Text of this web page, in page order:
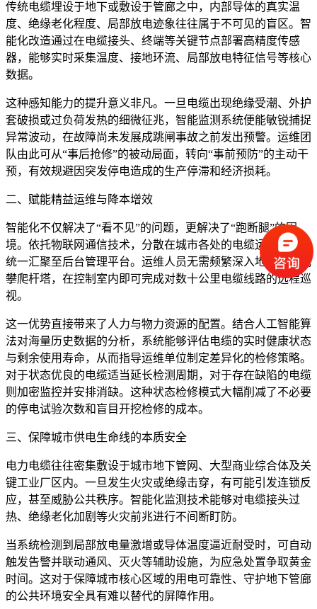
传统电缆埋设于地下或敷设于管廊之中，内部导体的真实温
度、绝缘老化程度、局部放电迹象往往属于不可见的盲区。智
能化改造通过在电缆接头、终端等关键节点部署高精度传感
器，能够实时采集温度、接地环流、局部放电特征信号等核心
数据。
这种感知能力的提升意义非凡。一旦电缆出现绝缘受潮、外护
套破损或过负荷发热的细微征兆，智能监测系统便能敏锐捕捉
异常波动，在故障尚未发展成跳闸事故之前发出预警。运维团
队由此可从“事后抢修”的被动局面，转向“事前预防”的主动干
预，有效规避因突发停电造成的生产停滞和经济损耗。
二、赋能精益运维与降本增效
智能化不仅解决了“看不见”的问题，更解决了“跑断腿”的困
境。依托物联网通信技术，分散在城市各处的电缆运行数据被
统一汇聚至后台管理平台。运维人员无需频繁深入地下管沟或
攀爬杆塔，在控制室内即可完成对数十公里电缆线路的远程巡
视。
这一优势直接带来了人力与物力资源的配置。结合人工智能算
法对海量历史数据的分析，系统能够评估电缆的实时健康状态
与剩余使用寿命，从而指导运维单位制定差异化的检修策略。
对于状态优良的电缆适当延长检测周期，对于存在缺陷的电缆
则加密监控并安排消缺。这种状态检修模式大幅削减了不必要
的停电试验次数和盲目开挖检修的成本。
三、保障城市供电生命线的本质安全
电力电缆往往密集敷设于城市地下管网、大型商业综合体及关
键工业厂区内。一旦发生火灾或绝缘击穿，有可能引发连锁反
应，甚至威胁公共秩序。智能化监测技术能够对电缆接头过
热、绝缘老化加剧等火灾前兆进行不间断盯防。
当系统检测到局部放电量激增或导体温度逼近耐受时，可自动
触发告警并联动通风、灭火等辅助设施，为应急处置争取黄金
时间。这对于保障城市核心区域的用电可靠性、守护地下管廊
的公共环境安全具有难以替代的屏障作用。